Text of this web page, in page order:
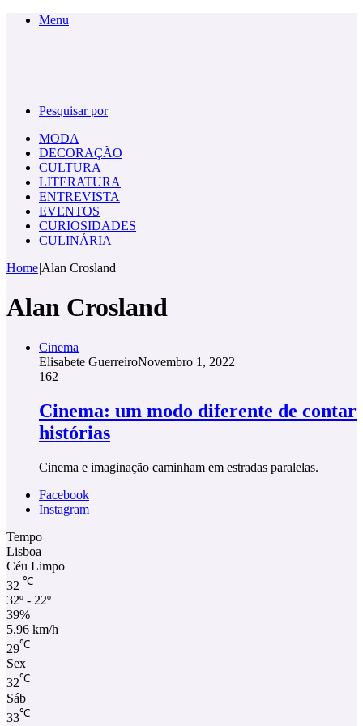
Menu
Pesquisar por
MODA
DECORAÇÃO
CULTURA
LITERATURA
ENTREVISTA
EVENTOS
CURIOSIDADES
CULINÁRIA
Home|Alan Crosland
Alan Crosland
Cinema
Elisabete GuerreiroNovembro 1, 2022
162
Cinema: um modo diferente de contar
histórias
Cinema e imaginação caminham em estradas paralelas.
Facebook
Instagram
Tempo
Lisboa
Céu Limpo
32 ℃
32º - 22º
39%
5.96 km/h
29℃
Sex
32℃
Sáb
33℃